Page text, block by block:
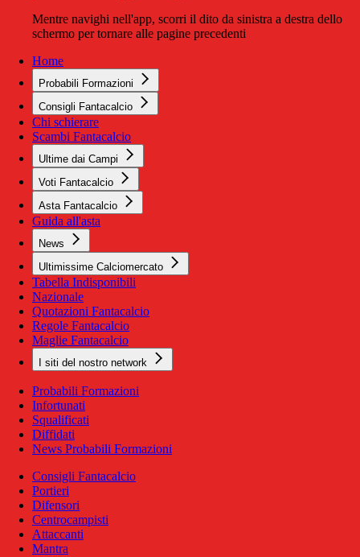
Mentre navighi nell'app, scorri il dito da sinistra a destra dello
schermo per tornare alle pagine precedenti
Home
Probabili Formazioni
Consigli Fantacalcio
Chi schierare
Scambi Fantacalcio
Ultime dai Campi
Voti Fantacalcio
Asta Fantacalcio
Guida all'asta
News
Ultimissime Calciomercato
Tabella Indisponibili
Nazionale
Quotazioni Fantacalcio
Regole Fantacalcio
Maglie Fantacalcio
I siti del nostro network
Probabili Formazioni
Infortunati
Squalificati
Diffidati
News Probabili Formazioni
Consigli Fantacalcio
Portieri
Difensori
Centrocampisti
Attaccanti
Mantra